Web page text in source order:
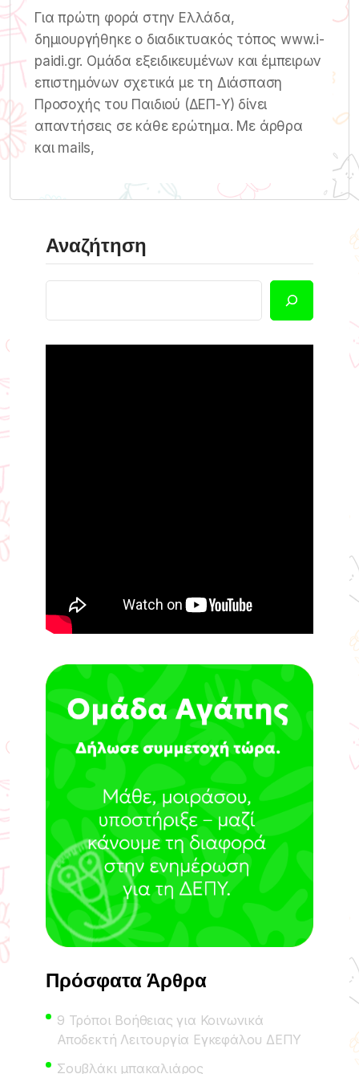
Για πρώτη φορά στην Ελλάδα,
δημιουργήθηκε ο διαδικτυακός τόπος www.i-
paidi.gr. Ομάδα εξειδικευμένων και έμπειρων
επιστημόνων σχετικά με τη Διάσπαση
Προσοχής του Παιδιού (ΔΕΠ-Υ) δίνει
απαντήσεις σε κάθε ερώτημα. Με άρθρα
και mails,
Αναζήτηση
Πρόσφατα Άρθρα
9 Τρόποι Βοήθειας για Κοινωνικά
Αποδεκτή Λειτουργία Εγκεφάλου ΔΕΠΥ
Σουβλάκι μπακαλιάρος